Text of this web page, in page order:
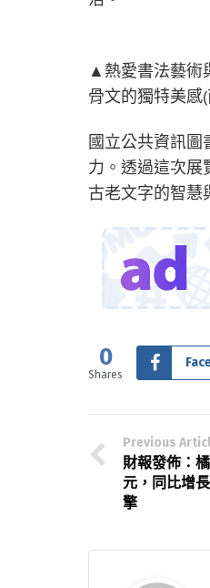
▲熱愛書法藝術
骨文的獨特美感
國立公共資訊
力。透過這次展
古老文字的智慧
0
Shares
Previous
財報發佈：
元，同比增
擎